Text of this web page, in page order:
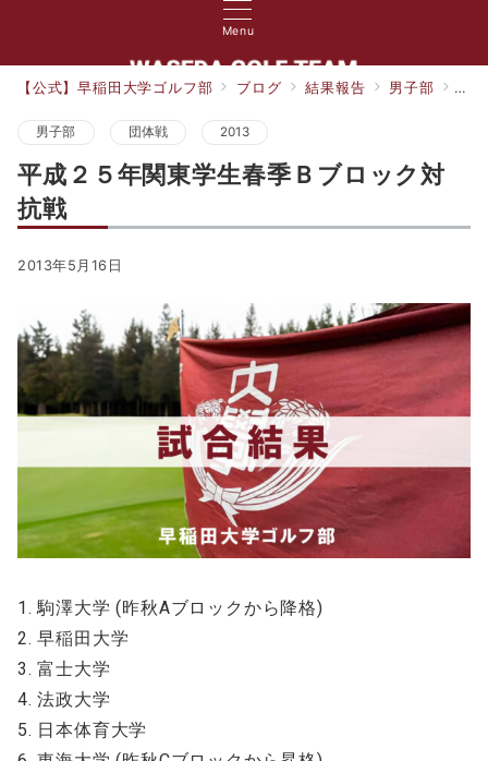
Menu
【公式】早稲田大学ゴルフ部 ブログ 結果報告 男子部 平
男子部 団体戦 2013
平成２５年関東学生春季Ｂブロック対
抗戦
2013年5月16日
1. 駒澤大学 (昨秋Aブロックから降格)
2. 早稲田大学
3. 富士大学
4. 法政大学
5. 日本体育大学